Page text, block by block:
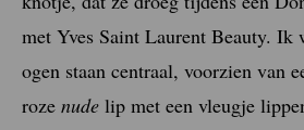
met Yves Saint Laurent Beauty.
ogen staan centraal, voorzien van
roze nude lip met een vleugje